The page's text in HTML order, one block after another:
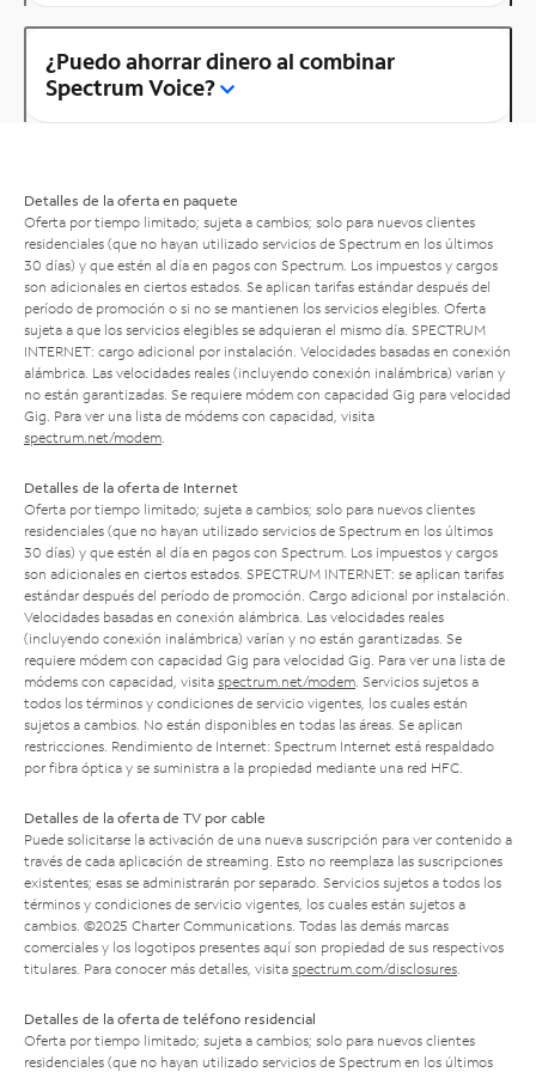
¿Puedo ahorrar dinero al combinar
Spectrum Voice?
Detalles de la oferta en paquete
Oferta por tiempo limitado; sujeta a cambios; solo para nuevos clientes
residenciales (que no hayan utilizado servicios de Spectrum en los últimos
30 días) y que estén al día en pagos con Spectrum. Los impuestos y cargos
son adicionales en ciertos estados. Se aplican tarifas estándar después del
período de promoción o si no se mantienen los servicios elegibles. Oferta
sujeta a que los servicios elegibles se adquieran el mismo día. SPECTRUM
INTERNET: cargo adicional por instalación. Velocidades basadas en conexión
alámbrica. Las velocidades reales (incluyendo conexión inalámbrica) varían y
no están garantizadas. Se requiere módem con capacidad Gig para velocidad
Gig. Para ver una lista de módems con capacidad, visita
spectrum.net/modem
Detalles de la oferta de Internet
Oferta por tiempo limitado; sujeta a cambios; solo para nuevos clientes
residenciales (que no hayan utilizado servicios de Spectrum en los últimos
30 días) y que estén al día en pagos con Spectrum. Los impuestos y cargos
son adicionales en ciertos estados. SPECTRUM INTERNET: se aplican tarifas
estándar después del período de promoción. Cargo adicional por instalación.
Velocidades basadas en conexión alámbrica. Las velocidades reales
(incluyendo conexión inalámbrica) varían y no están garantizadas. Se
requiere módem con capacidad Gig para velocidad Gig. Para ver una lista de
módems con capacidad, visita spectrum.net/modem . Servicios sujetos a
todos los términos y condiciones de servicio vigentes, los cuales están
sujetos a cambios. No están disponibles en todas las áreas. Se aplican
restricciones. Rendimiento de Internet: Spectrum Internet está respaldado
por fibra óptica y se suministra a la propiedad mediante una red HFC.
Detalles de la oferta de TV por cable
Puede solicitarse la activación de una nueva suscripción para ver contenido a
través de cada aplicación de streaming. Esto no reemplaza las suscripciones
existentes; esas se administrarán por separado. Servicios sujetos a todos los
términos y condiciones de servicio vigentes, los cuales están sujetos a
cambios. ©2025 Charter Communications. Todas las demás marcas
comerciales y los logotipos presentes aquí son propiedad de sus respectivos
titulares. Para conocer más detalles, visita spectrum.com/disclosures
Detalles de la oferta de teléfono residencial
Oferta por tiempo limitado; sujeta a cambios; solo para nuevos clientes
residenciales (que no hayan utilizado servicios de Spectrum en los últimos